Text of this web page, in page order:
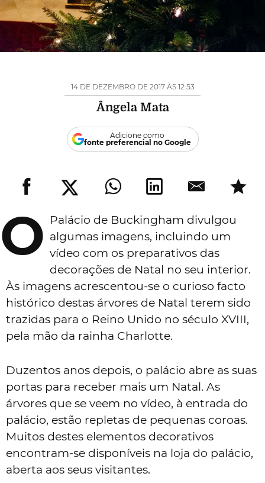
14 DE DEZEMBRO DE 2017 ÀS 12:53
Ângela Mata
Adicione como
fonte preferencial no Google
O Palácio de Buckingham divulgou
algumas imagens, incluindo um
vídeo com os preparativos das
decorações de Natal no seu interior.
Às imagens acrescentou-se o curioso facto
histórico destas árvores de Natal terem sido
trazidas para o Reino Unido no século XVIII,
pela mão da rainha Charlotte.
Duzentos anos depois, o palácio abre as suas
portas para receber mais um Natal. As
árvores que se veem no vídeo, à entrada do
palácio, estão repletas de pequenas coroas.
Muitos destes elementos decorativos
encontram-se disponíveis na loja do palácio,
aberta aos seus visitantes.